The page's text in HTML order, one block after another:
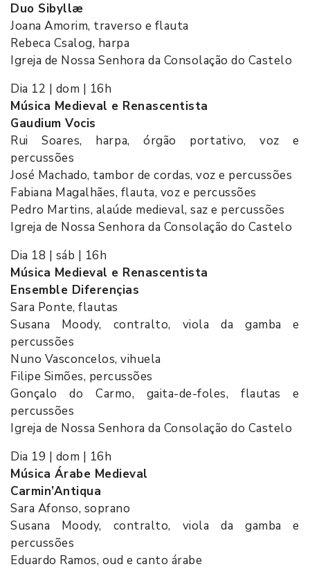
Duo Sibyllæ
Joana Amorim, traverso e flauta
Rebeca Csalog, harpa
Igreja de Nossa Senhora da Consolação do Castelo
Dia 12 | dom | 16h
Música Medieval e Renascentista
Gaudium Vocis
Rui Soares, harpa, órgão portativo, voz e
percussões
José Machado, tambor de cordas, voz e percussões
Fabiana Magalhães, flauta, voz e percussões
Pedro Martins, alaúde medieval, saz e percussões
Igreja de Nossa Senhora da Consolação do Castelo
Dia 18 | sáb | 16h
Música Medieval e Renascentista
Ensemble Diferençias
Sara Ponte, flautas
Susana Moody, contralto, viola da gamba e
percussões
Nuno Vasconcelos, vihuela
Filipe Simões, percussões
Gonçalo do Carmo, gaita-de-foles, flautas e
percussões
Igreja de Nossa Senhora da Consolação do Castelo
Dia 19 | dom | 16h
Música Árabe Medieval
Carmin’Antiqua
Sara Afonso, soprano
Susana Moody, contralto, viola da gamba e
percussões
Eduardo Ramos, oud e canto árabe